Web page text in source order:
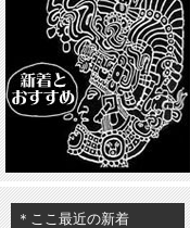
＊ここ最近の新着